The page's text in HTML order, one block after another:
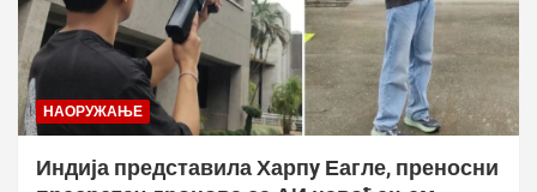
НАОРУЖАЊЕ
Индија представила Харпy Еагле, преносни